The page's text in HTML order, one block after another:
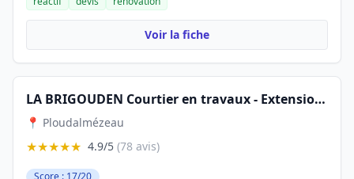
Voir la fiche
LA BRIGOUDEN Courtier en travaux - Extension, Rénovation, Garage, Aménagement, Construction
📍 Ploudalmézeau
★★★★★ 4.9/5 (78 avis)
Score : 17/20